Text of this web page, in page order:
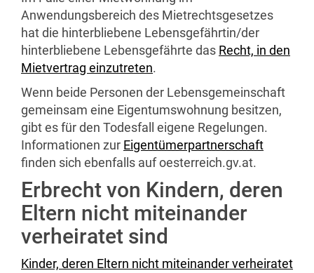
Anwendungsbereich des Mietrechtsgesetzes
hat die hinterbliebene Lebensgefährtin/der
hinterbliebene Lebensgefährte das Recht, in den
Mietvertrag einzutreten.
Wenn beide Personen der Lebensgemeinschaft
gemeinsam eine Eigentumswohnung besitzen,
gibt es für den Todesfall eigene Regelungen.
Informationen zur Eigentümerpartnerschaft
finden sich ebenfalls aufoesterreich.gv.at.
Erbrecht von Kindern, deren
Eltern nicht miteinander
verheiratet sind
Kinder, deren Eltern nicht miteinander verheiratet